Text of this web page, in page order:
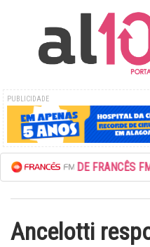
PUBLICIDADE
A REDE FRANCÊS FM
Ancelotti